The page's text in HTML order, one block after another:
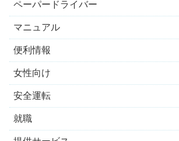
ペーパードライバー
マニュアル
便利情報
女性向け
安全運転
就職